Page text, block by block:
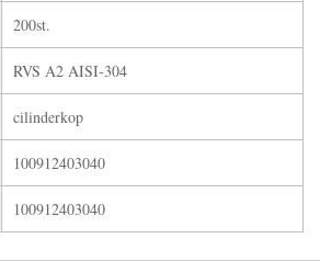
200st.
RVS A2 AISI-304
cilinderkop
100912403040
100912403040